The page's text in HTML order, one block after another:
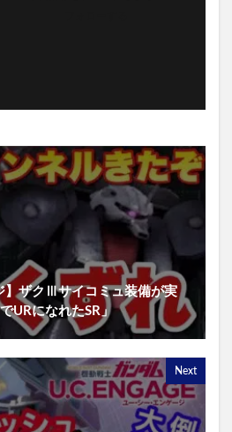
】ザクⅢサイコミュ装備が実
URになれたSR」
Next